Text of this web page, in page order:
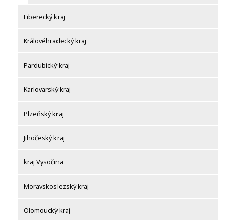
Liberecký kraj
Královéhradecký kraj
Pardubický kraj
Karlovarský kraj
Plzeňský kraj
Jihočeský kraj
kraj Vysočina
Moravskoslezský kraj
Olomoucký kraj